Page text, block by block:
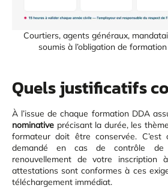
Courtiers, agents généraux,
soumis à l’obligation de
Quels justificatifs
À l’issue de chaque formation DDA
nominative précisant la durée, les
formateur doit être conservée.
demandé en cas de contrôle de
renouvellement de votre inscription
attestations sont conformes à ces
téléchargement immédiat.